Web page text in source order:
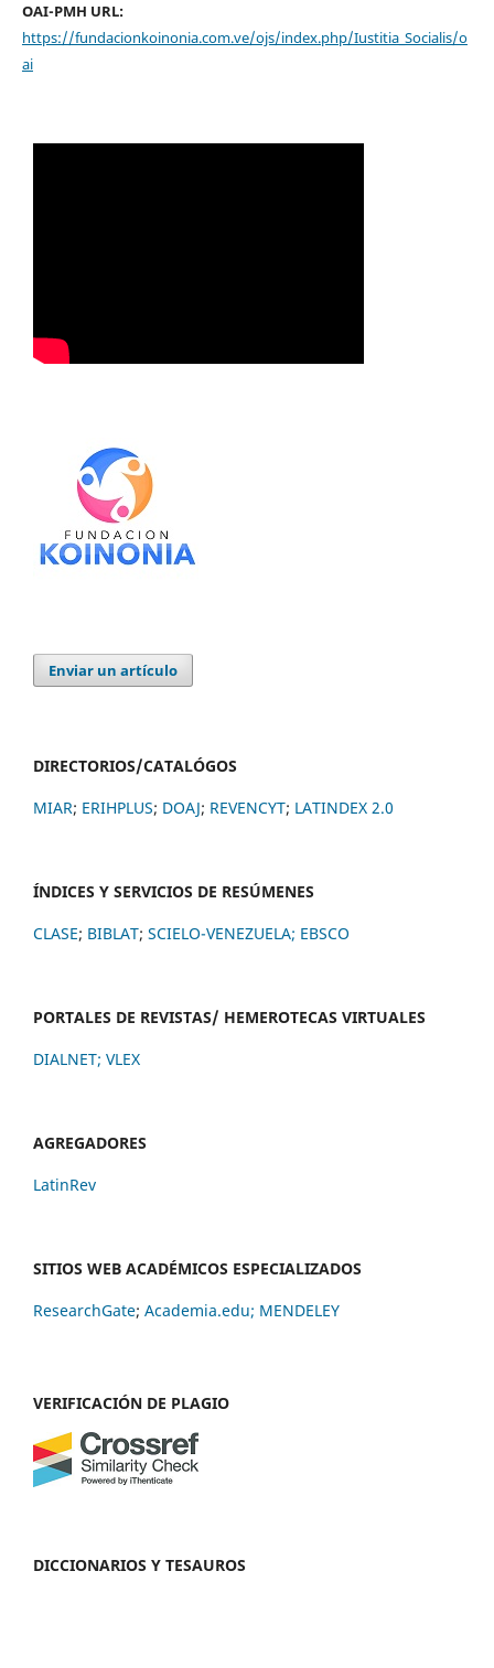
OAI-PMH URL:
https://fundacionkoinonia.com.ve/ojs/index.php/Iustitia_Socialis/o
ai
Enviar un artículo
DIRECTORIOS/CATALÓGOS
MIAR; ERIHPLUS; DOAJ; REVENCYT; LATINDEX 2.0
ÍNDICES Y SERVICIOS DE RESÚMENES
CLASE; BIBLAT; SCIELO-VENEZUELA; EBSCO
PORTALES DE REVISTAS/ HEMEROTECAS VIRTUALES
DIALNET; VLEX
AGREGADORES
LatinRev
SITIOS WEB ACADÉMICOS ESPECIALIZADOS
ResearchGate; Academia.edu; MENDELEY
VERIFICACIÓN DE PLAGIO
DICCIONARIOS Y TESAUROS